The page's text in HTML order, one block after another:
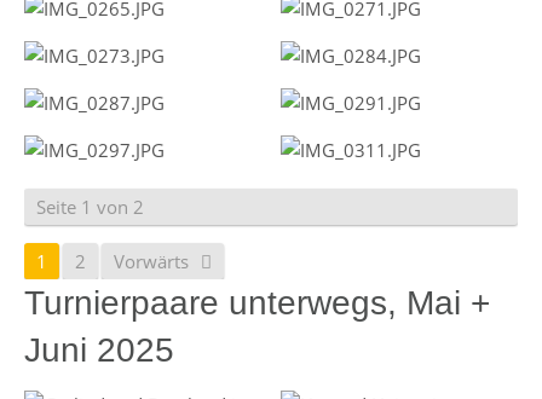
Seite 1 von 2
1 2 Vorwärts
Turnierpaare unterwegs, Mai +
Juni 2025